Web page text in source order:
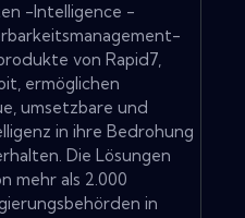
-Intelligence -
von Rapid7,
ermöglichen
umsetzbare und
in ihre Bedrohung
Die Lösungen
mehr als 2.000
in